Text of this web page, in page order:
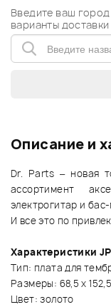
Введите ваш
варианты доставки
Описание и
Dr. Parts – новая
ассортимент
электрогитар и бас-
И все это по
Характеристики
Тип: плата для
Размеры: 68,5 х
Цвет: золото